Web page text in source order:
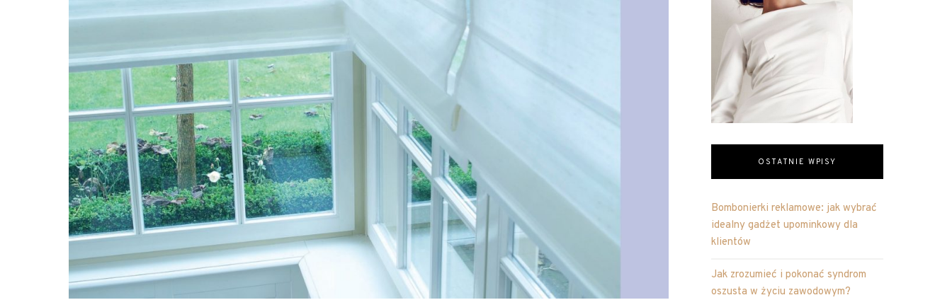
OSTATNIE WPISY
Bombonierki reklamowe: jak wybrać
idealny gadżet upominkowy dla
klientów
Jak zrozumieć i pokonać syndrom
oszusta w życiu zawodowym?